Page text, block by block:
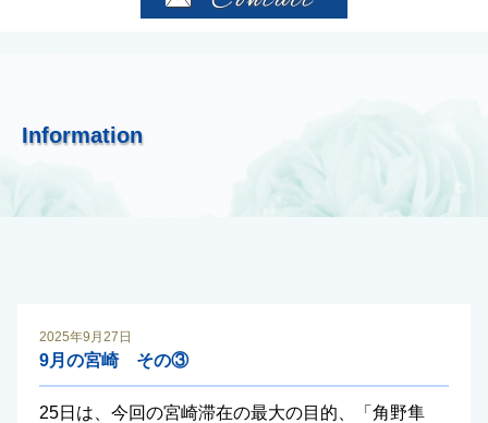
Information
2025年9月27日
9月の宮崎 その③
25日は、今回の宮崎滞在の最大の目的、「角野隼